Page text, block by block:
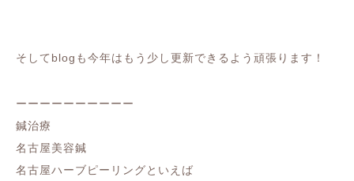
そしてblogも今年はもう少し更新できるよう頑張ります！
ーーーーーーーーーー
鍼治療
名古屋美容鍼
名古屋ハーブピーリングといえば